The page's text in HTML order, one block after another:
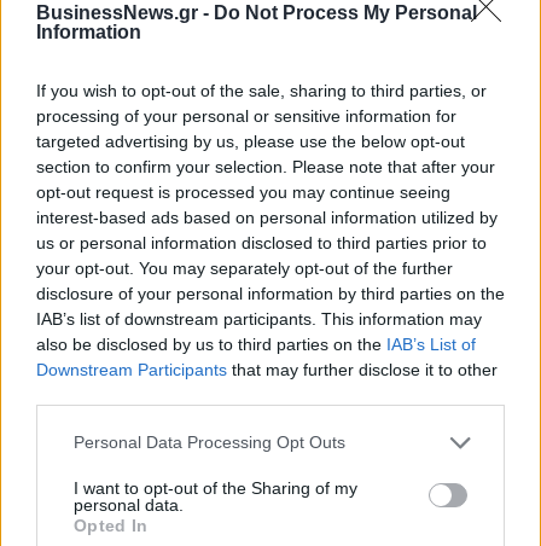
BusinessNews.gr - Do Not Process My Personal
Information
If you wish to opt-out of the sale, sharing to third parties, or
processing of your personal or sensitive information for
targeted advertising by us, please use the below opt-out
section to confirm your selection. Please note that after your
opt-out request is processed you may continue seeing
interest-based ads based on personal information utilized by
us or personal information disclosed to third parties prior to
your opt-out. You may separately opt-out of the further
disclosure of your personal information by third parties on the
IAB’s list of downstream participants. This information may
also be disclosed by us to third parties on the IAB’s List of
Downstream Participants that may further disclose it to other
Personal Data Processing Opt Outs
I want to opt-out of the Sharing of my
personal data.
Opted In
ΔΗΜΟΦΙΛΗ
Όμιλος AKTOR: Εξαγοράζει το 75% των ΗΛΕΚΤΩΡ
και THALIS – Στρατηγική συνεργασία με τη Motor
Oil
05/08/2026 - 17:39 ΕΠΙΧΕΙΡΗΣΕΙΣ
Είσοδος της γαλλικής Meridiam στην ηλεκτρική
διασύνδεση Ελλάδας – Κύπρου
05/08/2026 - 18:06 ΕΠΙΧΕΙΡΗΣΕΙΣ
ΔΕΗ: Ισχυρή ανάπτυξη στο α΄ εξάμηνο 2026 με
προσαρμοσμένο EBITDA στα 1,2 δισ. ευρώ
05/08/2026 - 17:51 ΕΝΕΡΓΕΙΑ
Χρηματιστήριο: Πτώση κατά 0,18%, στα 315,71
εκατ. ευρώ ο τζίρος
05/08/2026 - 18:27 ΟΙΚΟΝΟΜΙΑ